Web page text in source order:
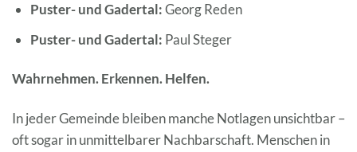
Puster- und Gadertal:Georg Reden
Puster- und Gadertal: Paul Steger
Wahrnehmen. Erkennen. Helfen.
In jeder Gemeinde bleiben manche Notlagen unsichtbar –
oft sogar in unmittelbarer Nachbarschaft. Menschen in